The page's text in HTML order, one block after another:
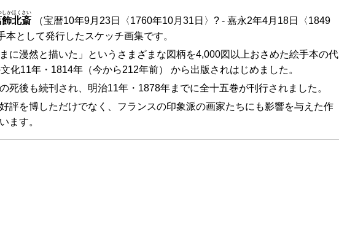
飾北斎
しかほくさい
（宝暦10年9月23日〈1760年10月31日〉? - 嘉永2年4月18日〈1849
本として発行したスケッチ画集です。
に漫然と描いた」というさまざまな図柄を4,000図以上おさめた絵手本の代
化11年・1814年 （今から212年前） から出版されはじめました。
死後も続刊され、明治11年・1878年までに全十五巻が刊行されました。
評を博しただけでなく、フランスの印象派の画家たちにも影響を与えた作
ます。